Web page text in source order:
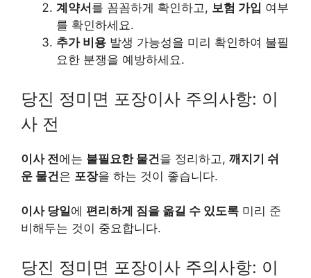
계약서 를 꼼꼼하게 확인하고, 보험 가입 여부
를 확인하세요.
추가 비용 발생 가능성을 미리 확인하여 불필
요한 분쟁을 예방하세요.
당진 정미면 포장이사 주의사항: 이
사 전
이사 전에는 불필요한 물건을 정리하고, 깨지기 쉬
운 물건은 포장을 하는 것이 좋습니다.
이사 당일에 편리하게 짐을 옮길 수 있도록 미리 준
비해두는 것이 중요합니다.
당진 정미면 포장이사 주의사항: 이